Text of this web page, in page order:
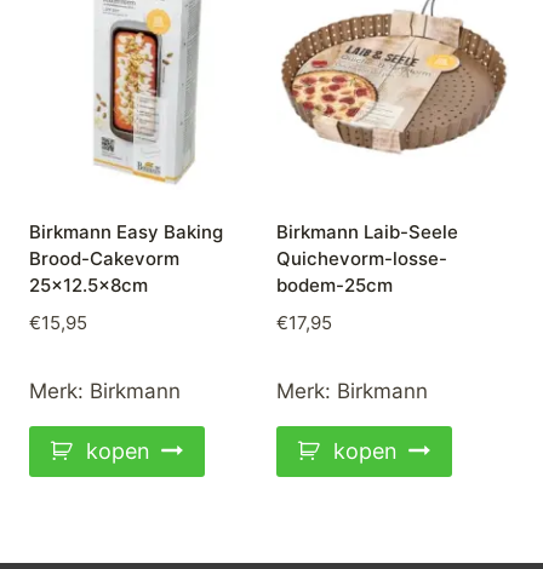
Birkmann Easy Baking
Brood-Cakevorm
25×12.5x8cm
€15,95
Merk: Birkmann
kopen
Birkmann Laib-Seele
Quichevorm-losse-
bodem-25cm
€17,95
Merk: Birkmann
kopen